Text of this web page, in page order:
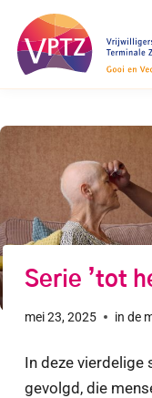
Doorgaan
naar
inhoud
Serie ’tot
mei 23, 2025 in de
In deze vierdelige
gevolgd, die